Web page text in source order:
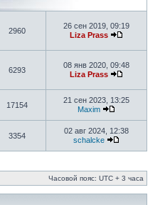
2960
26 сен 2019, 09:19
Liza Prass
6293
08 янв 2020, 09:48
Liza Prass
17154
21 сен 2023, 13:25
Maxim
3354
02 авг 2024, 12:38
schalcke
Часовой пояс: UTC + 3 часа